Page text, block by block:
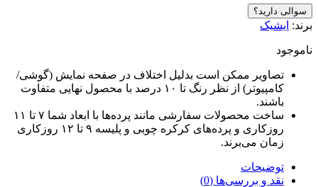
ممکن است بدلیل اختلاف در صفحه نمایش (گوشی/
کامپیوتر) از نظر رنگ تا ۱۰ درصد با محصول نهایی متفاوت
ساخت محصولات سفارشی مانند پرده‌ها با ابعاد شما ۷ تا ۱۱
روزکاری و پرده‌های کرکره چوبی و پلیسه ۹ تا ۱۲ روزکاری
می‌برند.
و بررسی‌ها (0)